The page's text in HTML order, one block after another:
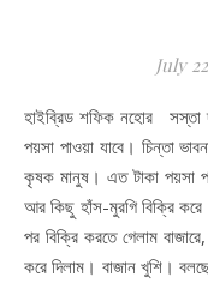
July
হাইব্রিড শফিক নহোর সস্তা দরে ধানের মৌসুমের সময় কিছু ধান কিনে রাখলে ভালো
পয়সা পাওয়া যাবে। চিন্তা
কৃষক মানুষ। এত টাকা পয়সা
আর কিছু হাঁস-মুরগি বিক্রি করে
পর বিক্রি করতে গেলাম
করে দিলাম। বাজান খুশি।